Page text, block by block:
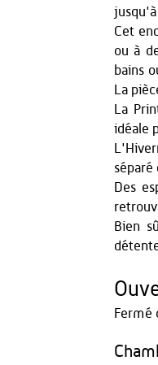
jusqu'à
Cet
ou à
bains
La
La
idéale
séparé
Des
Bien
Fermé